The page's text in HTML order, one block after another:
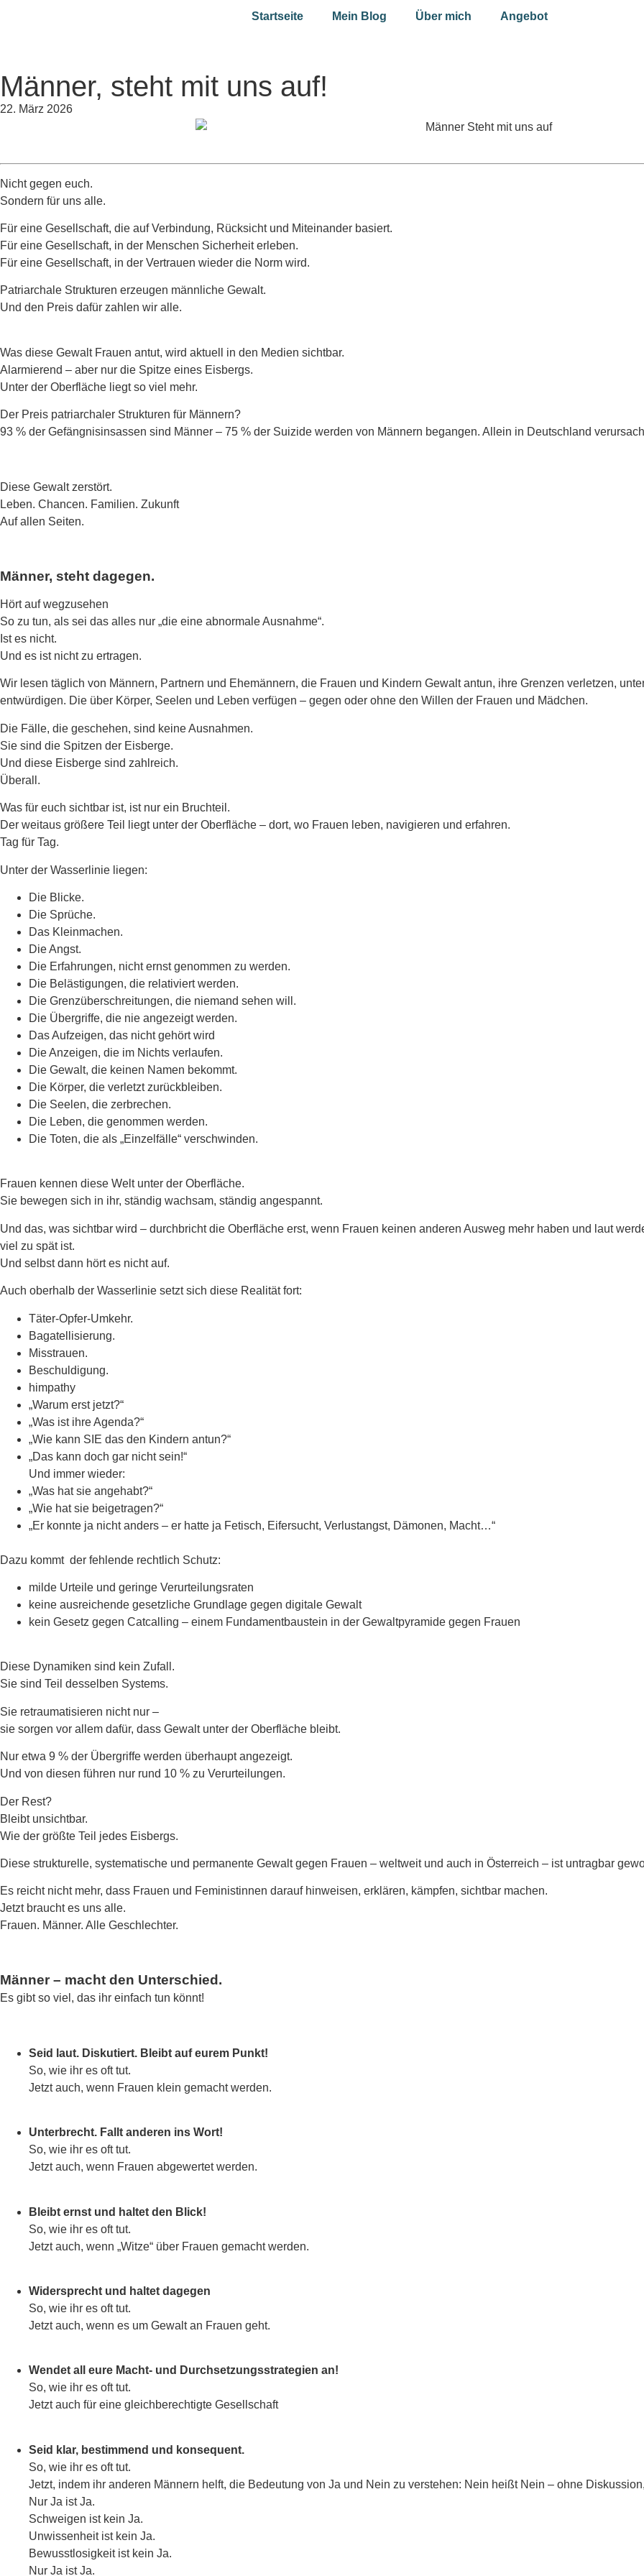
Startseite Mein Blog Über mich Angebot
Männer, steht mit uns auf!
22. März 2026
Nicht gegen euch.
Sondern für uns alle.
Für eine Gesellschaft, die auf Verbindung, Rücksicht und Miteinander basiert.
Für eine Gesellschaft, in der Menschen Sicherheit erleben.
Für eine Gesellschaft, in der Vertrauen wieder die Norm wird.
Patriarchale Strukturen erzeugen männliche Gewalt.
Und den Preis dafür zahlen wir alle.
Was diese Gewalt Frauen antut, wird aktuell in den Medien sichtbar.
Alarmierend – aber nur die Spitze eines Eisbergs.
Unter der Oberfläche liegt so viel mehr.
Der Preis patriarchaler Strukturen für Männern?
93 % der Gefängnisinsassen sind Männer – 75 % der Suizide werden von Männern begangen. Allein in Deutschland
Diese Gewalt zerstört.
Leben. Chancen. Familien. Zukunft
Auf allen Seiten.
Männer, steht dagegen.
Hört auf wegzusehen
So zu tun, als sei das alles nur „die eine abnormale Ausnahme“.
Ist es nicht.
Und es ist nicht zu ertragen.
Wir lesen täglich von Männern, Partnern und Ehemännern, die Frauen und Kindern Gewalt antun, ihre Grenzen verletzen,
entwürdigen. Die über Körper, Seelen und Leben verfügen – gegen oder ohne den Willen der Frauen und Mädchen.
Die Fälle, die geschehen, sind keine Ausnahmen.
Sie sind die Spitzen der Eisberge.
Und diese Eisberge sind zahlreich.
Überall.
Was für euch sichtbar ist, ist nur ein Bruchteil.
Der weitaus größere Teil liegt unter der Oberfläche – dort, wo Frauen leben, navigieren und erfahren.
Tag für Tag.
Unter der Wasserlinie liegen:
Die Blicke.
Die Sprüche.
Das Kleinmachen.
Die Angst.
Die Erfahrungen, nicht ernst genommen zu werden.
Die Belästigungen, die relativiert werden.
Die Grenzüberschreitungen, die niemand sehen will.
Die Übergriffe, die nie angezeigt werden.
Das Aufzeigen, das nicht gehört wird
Die Anzeigen, die im Nichts verlaufen.
Die Gewalt, die keinen Namen bekommt.
Die Körper, die verletzt zurückbleiben.
Die Seelen, die zerbrechen.
Die Leben, die genommen werden.
Die Toten, die als „Einzelfälle“ verschwinden.
Frauen kennen diese Welt unter der Oberfläche.
Sie bewegen sich in ihr, ständig wachsam, ständig angespannt.
Und das, was sichtbar wird – durchbricht die Oberfläche erst, wenn Frauen keinen anderen Ausweg mehr haben und laut
viel zu spät ist.
Und selbst dann hört es nicht auf.
Auch oberhalb der Wasserlinie setzt sich diese Realität fort:
Täter-Opfer-Umkehr.
Bagatellisierung.
Misstrauen.
Beschuldigung.
himpathy
„Warum erst jetzt?“
„Was ist ihre Agenda?“
„Wie kann SIE das den Kindern antun?“
„Das kann doch gar nicht sein!“
Und immer wieder:
„Was hat sie angehabt?“
„Wie hat sie beigetragen?“
„Er konnte ja nicht anders – er hatte ja Fetisch, Eifersucht, Verlustangst, Dämonen, Macht…“
Dazu kommt der fehlende rechtlich Schutz:
milde Urteile und geringe Verurteilungsraten
keine ausreichende gesetzliche Grundlage gegen digitale Gewalt
kein Gesetz gegen Catcalling – einem Fundamentbaustein in der Gewaltpyramide gegen Frauen
Diese Dynamiken sind kein Zufall.
Sie sind Teil desselben Systems.
Sie retraumatisieren nicht nur –
sie sorgen vor allem dafür, dass Gewalt unter der Oberfläche bleibt.
Nur etwa 9 % der Übergriffe werden überhaupt angezeigt.
Und von diesen führen nur rund 10 % zu Verurteilungen.
Der Rest?
Bleibt unsichtbar.
Wie der größte Teil jedes Eisbergs.
Diese strukturelle, systematische und permanente Gewalt gegen Frauen – weltweit und auch in Österreich – ist untragbar
Es reicht nicht mehr, dass Frauen und Feministinnen darauf hinweisen, erklären, kämpfen, sichtbar machen.
Jetzt braucht es uns alle.
Frauen. Männer. Alle Geschlechter.
Männer – macht den Unterschied.
Es gibt so viel, das ihr einfach tun könnt!
Seid laut. Diskutiert. Bleibt auf eurem Punkt!
So, wie ihr es oft tut.
Jetzt auch, wenn Frauen klein gemacht werden.
Unterbrecht. Fallt anderen ins Wort!
So, wie ihr es oft tut.
Jetzt auch, wenn Frauen abgewertet werden.
Bleibt ernst und haltet den Blick!
So, wie ihr es oft tut.
Jetzt auch, wenn „Witze“ über Frauen gemacht werden.
Widersprecht und haltet dagegen
So, wie ihr es oft tut.
Jetzt auch, wenn es um Gewalt an Frauen geht.
Wendet all eure Macht- und Durchsetzungsstrategien an!
So, wie ihr es oft tut.
Jetzt auch für eine gleichberechtigte Gesellschaft
Seid klar, bestimmend und konsequent.
So, wie ihr es oft tut.
Jetzt, indem ihr anderen Männern helft, die Bedeutung von Ja und Nein zu verstehen: Nein heißt Nein – ohne
Nur Ja ist Ja.
Schweigen ist kein Ja.
Unwissenheit ist kein Ja.
Bewusstlosigkeit ist kein Ja.
Nur Ja ist Ja.